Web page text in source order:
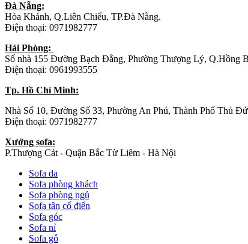
Đà Nẵng:
Hòa Khánh, Q.Liên Chiểu, TP.Đà Nẵng.
Điện thoại: 0971982777
Hải Phòng:
Số nhà 155 Đường Bạch Đằng, Phường Thượng Lý, Q.Hồng
Điện thoại: 0961993555
Tp. Hồ Chí Minh:
Nhà Số 10, Đường Số 33, Phường An Phú, Thành Phố Thủ
Điện thoại: 0971982777
Xưởng sofa:
P.Thượng Cát - Quận Bắc Từ Liêm - Hà Nội
Sofa da
Sofa phòng khách
Sofa phòng ngủ
Sofa tân cổ điển
Sofa góc
Sofa nỉ
Sofa gỗ